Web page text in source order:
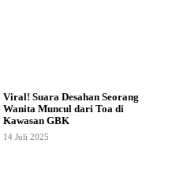
Viral! Suara Desahan Seorang
Wanita Muncul dari Toa di
Kawasan GBK
14 Juli 2025